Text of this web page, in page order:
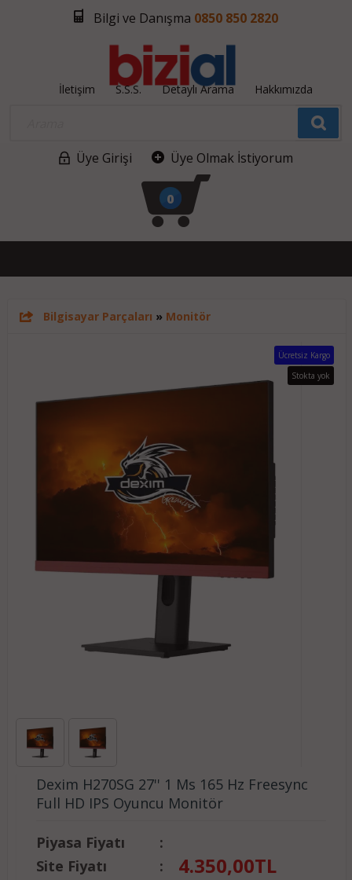
Bilgi ve Danışma 0850 850 2820
İletişim S.S.S. Detaylı Arama Hakkımızda
Üye Girişi Üye Olmak İstiyorum
0
Bilgisayar Parçaları » Monitör
Ücretsiz Kargo
Stokta yok
Dexim H270SG 27'' 1 Ms 165 Hz Freesync
Full HD IPS Oyuncu Monitör
Piyasa Fiyatı
:
Site Fiyatı
: 4.350,00TL